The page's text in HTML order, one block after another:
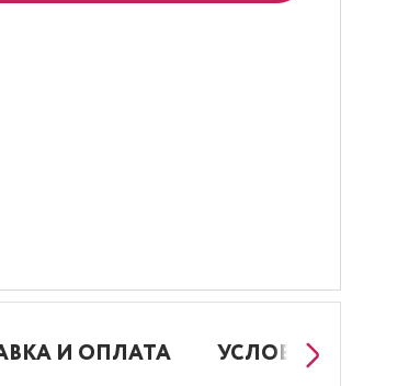
И ОПЛАТА УСЛОВИЯ РАБОТЫ